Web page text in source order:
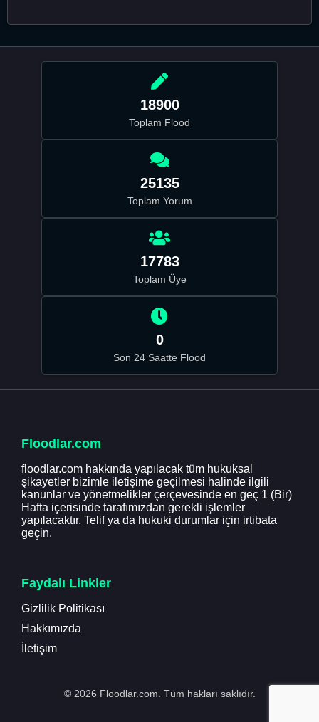
18900
Toplam Flood
25135
Toplam Yorum
17783
Toplam Üye
0
Son 24 Saatte Flood
Floodlar.com
floodlar.com hakkında yapılacak tüm hukuksal
şikayetler bizimle iletişime geçilmesi halinde ilgili
kanunlar ve yönetmelikler çerçevesinde en geç 1 (Bir)
Hafta içerisinde tarafımızdan gerekli işlemler
yapılacaktır. Telif ya da hukuki durumlar için irtibata
geçin.
Faydalı Linkler
Gizlilik Politikası
Hakkımızda
İletişim
© 2026 Floodlar.com. Tüm hakları saklıdır.